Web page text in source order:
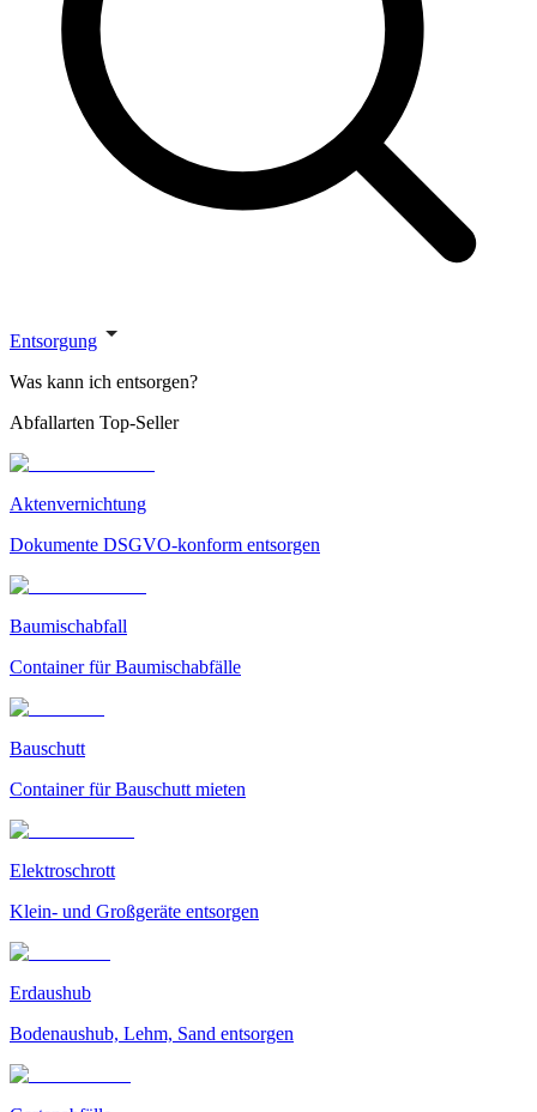
Entsorgung
Was kann ich entsorgen?
Abfallarten Top-Seller
Aktenvernichtung
Dokumente DSGVO-konform entsorgen
Baumischabfall
Container für Baumischabfälle
Bauschutt
Container für Bauschutt mieten
Elektroschrott
Klein- und Großgeräte entsorgen
Erdaushub
Bodenaushub, Lehm, Sand entsorgen